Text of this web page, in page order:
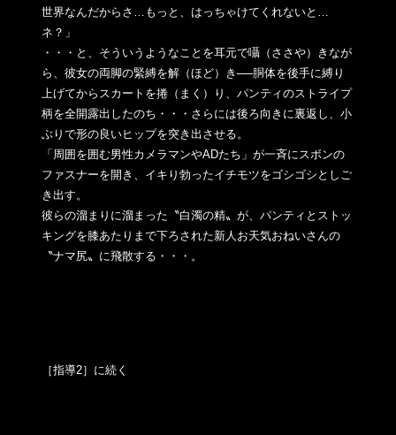
世界なんだからさ…もっと、 はっちゃけてくれないと…
ネ？」
・・・と、そういうようなことを耳元で囁（ささや）きなが
ら、彼女の両脚の緊縛を解（ほど）き──胴体を後手に縛り
上げてからスカートを捲（まく）り、パンティのストライプ
柄を全開露出したのち・・・さらには後ろ向きに裏返し、小
ぶりで形の良いヒップを突き出させる。
「周囲を囲む男性カメラマンやADたち」が一斉にスボンの
ファスナーを開き、イキり勃ったイチモツをゴシゴシとしご
き出す。
彼らの溜まりに溜まった〝白濁の精〟が、パンティとストッ
キングを膝あたりまで下ろされた新人お天気おねいさんの
〝ナマ尻〟 に飛散する・・・。
［指導2］に続く